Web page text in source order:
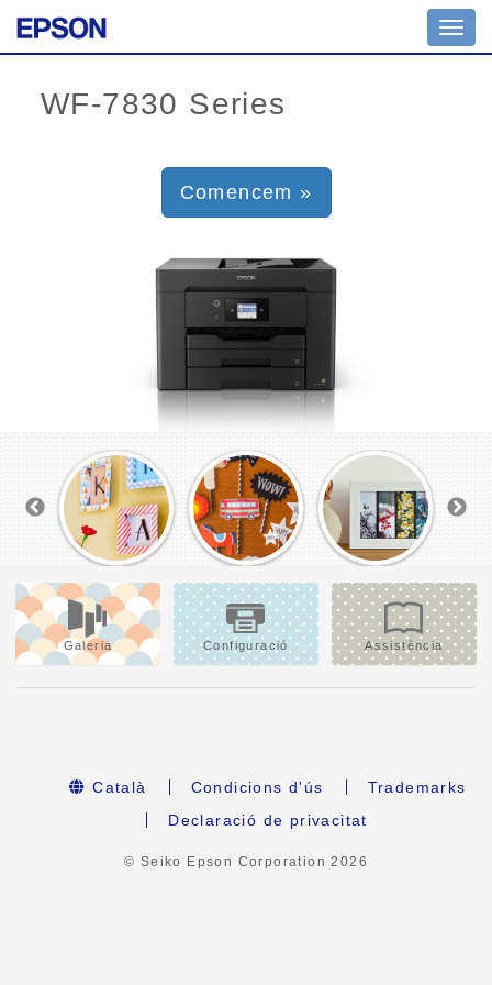
Comencem »
Galeria Configuració Assistència
Català Condicions d'ús
Trademarks
Declaració de privacitat
© Seiko Epson Corporation2026